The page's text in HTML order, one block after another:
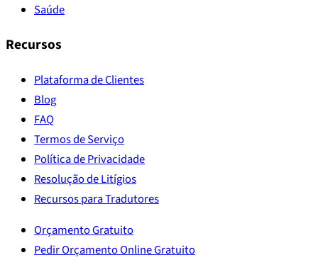
Saúde
Recursos
Plataforma de Clientes
Blog
FAQ
Termos de Serviço
Política de Privacidade
Resolução de Litígios
Recursos para Tradutores
Orçamento Gratuito
Pedir Orçamento Online Gratuito